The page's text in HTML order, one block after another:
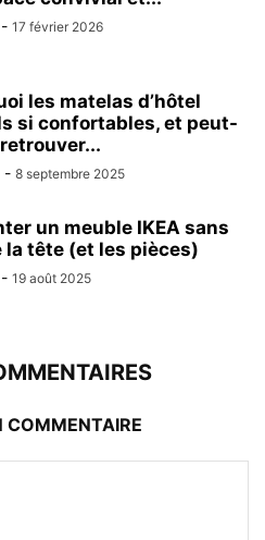
- 17 février 2026
les matelas d’hôtel
si confortables, et peut-
- 8 septembre 2025
un meuble IKEA sans
la tête (et les pièces)
- 19 août 2025
COMMENTAIRE